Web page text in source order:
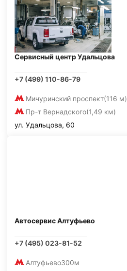
Сервисный центр Удальцова
+7 (499) 110-86-79
Мичуринский проспект(116 м)
Пр-т Вернадского(1,49 км)
ул. Удальцова, 60
Автосервис Алтуфьево
+7 (495) 023-81-52
Алтуфьево300м